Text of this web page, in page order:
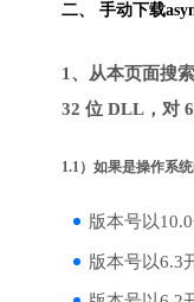
二、 手动下载
1、从本页面搜
32 位 DLL，对
1.1）如果是操作系
版本号以
版本号以6.3